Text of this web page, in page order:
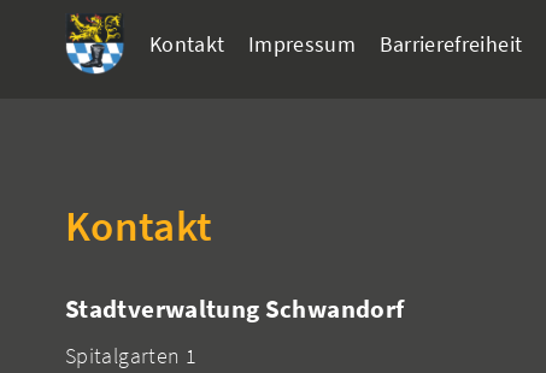
Kontakt Impressum Barrierefreiheit
Kontakt
Stadtverwaltung Schwandorf
Spitalgarten 1